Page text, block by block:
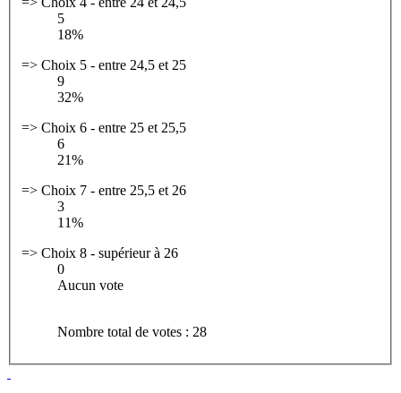
5
18%
=> Choix 5 - entre 24,5 et 25
9
32%
=> Choix 6 - entre 25 et 25,5
6
21%
=> Choix 7 - entre 25,5 et 26
3
11%
=> Choix 8 - supérieur à 26
0
Aucun vote
Nombre total de votes : 28